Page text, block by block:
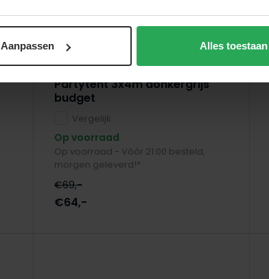
Aanpassen Alles toestaan
Lizzely Garden & Living
Partytent 3x4m donkergrijs
budget
Vergelijk
Op voorraad
Op voorraad - Vóór 21:00 besteld,
morgen geleverd!*
€69,-
€64,-